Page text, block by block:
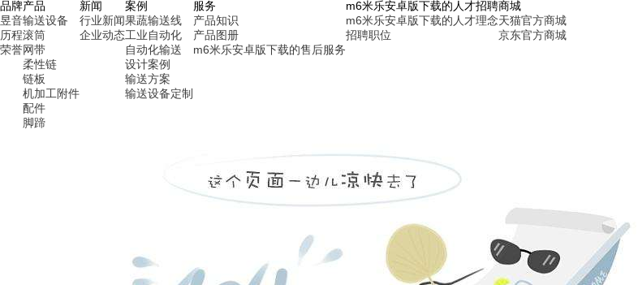
品牌
昱音
历程
荣誉
产品
输送设备
滚筒
网带
柔性链
链板
机加工附件
配件
脚蹄
新闻
行业新闻
企业动态
案例
果蔬输送线
工业自动化
自动化输送
设计案例
输送方案
输送设备定制
服务
产品知识
产品图册
m6米乐安卓版下载的售后服务
m6米乐安卓版下载的人才招聘
m6米乐安卓版下载的人才理念
招聘职位
商城
天猫官方商城
京东官方商城